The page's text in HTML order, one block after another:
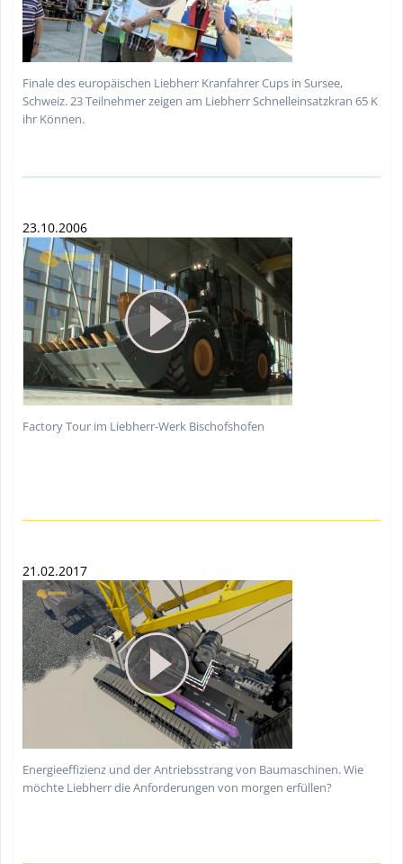
Finale des europäischen Liebherr Kranfahrer Cups in Sursee,
Schweiz. 23 Teilnehmer zeigen am Liebherr Schnelleinsatzkran 65 K
ihr Können.
23.10.2006
Factory Tour im Liebherr-Werk Bischofshofen
21.02.2017
Energieeffizienz und der Antriebsstrang von Baumaschinen. Wie
möchte Liebherr die Anforderungen von morgen erfüllen?